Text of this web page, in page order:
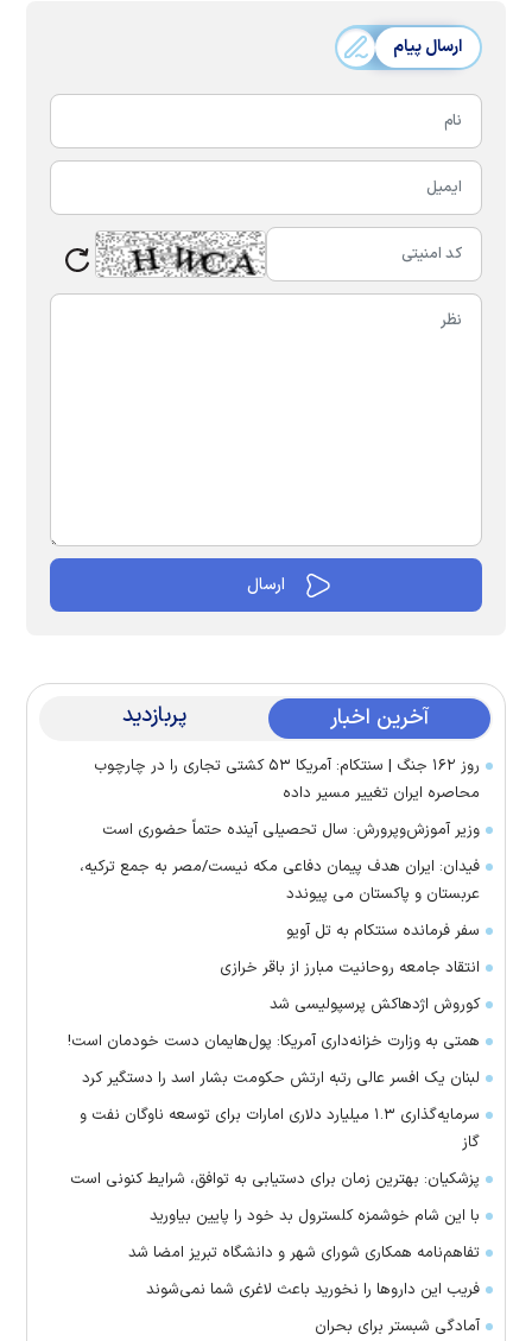
ارسال پیام
آخرین اخبار پربازدید
روز ۱۶۲ جنگ | سنتکام: آمریکا ۵۳ کشتی تجاری را در چارچوب
محاصره ایران تغییر مسیر داده
وزیر آموزش‌وپرورش: سال تحصیلی آینده حتماً حضوری است
فیدان: ایران هدف پیمان دفاعی مکه نیست/مصر به جمع ترکیه،
عربستان و پاکستان می پیوندد
سفر فرمانده سنتکام به تل آویو
انتقاد جامعه روحانیت مبارز از باقر خرازی
کوروش اژدهاکش پرسپولیسی شد
همتی به وزارت خزانه‌داری آمریکا: پول‌هایمان دست خودمان است!
لبنان یک افسر عالی رتبه ارتش حکومت بشار اسد را دستگیر کرد
سرمایه‌گذاری ۱.۳ میلیارد دلاری امارات برای توسعه ناوگان نفت و
گاز
پزشکیان: بهترین زمان برای دستیابی به توافق، شرایط کنونی است
با این شام خوشمزه کلسترول بد خود را پایین بیاورید
تفاهم‌نامه همکاری شورای شهر و دانشگاه تبریز امضا شد
فریب این دارو‌ها را نخورید باعث لاغری شما نمی‌شوند
آمادگی شبستر برای بحران